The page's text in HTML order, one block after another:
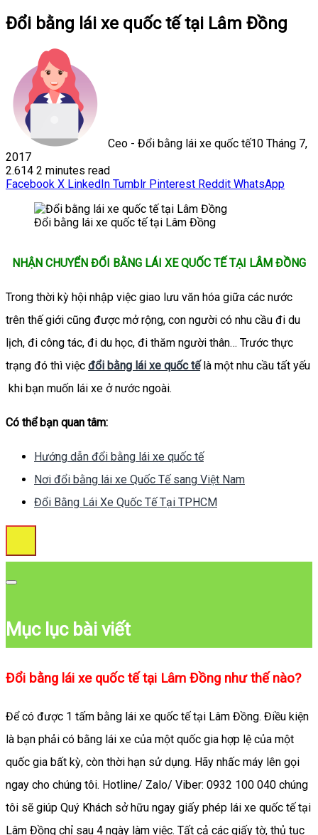
Đổi bằng lái xe quốc tế tại Lâm Đồng
Ceo - Đổi bằng lái xe quốc tế10 Tháng 7,
2017
2.614 2 minutes read
Facebook X LinkedIn Tumblr Pinterest Reddit WhatsApp
Đổi bằng lái xe quốc tế tại Lâm Đồng
NHẬN CHUYỂN ĐỔI BẰNG LÁI XE QUỐC TẾ TẠI LÂM ĐỒNG
Trong thời kỳ hội nhập việc giao lưu văn hóa giữa các nước
trên thế giới cũng được mở rộng, con người có nhu cầu đi du
lịch, đi công tác, đi du học, đi thăm người thân… Trước thực
trạng đó thì việc đổi bằng lái xe quốc tếlà một nhu cầu tất yếu
khi bạn muốn lái xe ở nước ngoài.
Có thể bạn quan tâm:
Hướng dẫn đổi bằng lái xe quốc tế
Nơi đổi bằng lái xe Quốc Tế sang Việt Nam
Đổi Bằng Lái Xe Quốc Tế Tại TPHCM
Mục lục bài viết
Đổi bằng lái xe quốc tế tại Lâm Đồng như thế nào?
Để có được 1 tấm bằng lái xe quốc tế tại Lâm Đồng. Điều kiện
là bạn phải có bằng lái xe của một quốc gia hợp lệ của một
quốc gia bất kỳ, còn thời hạn sử dụng. Hãy nhấc máy lên gọi
ngay cho chúng tôi. Hotline/ Zalo/ Viber: 0932 100 040 chúng
tôi sẽ giúp Quý Khách sở hữu ngay giấy phép lái xe quốc tế tại
Lâm Đồng chỉ sau 4 ngày làm việc. Tất cả các giấy tờ, thủ tục